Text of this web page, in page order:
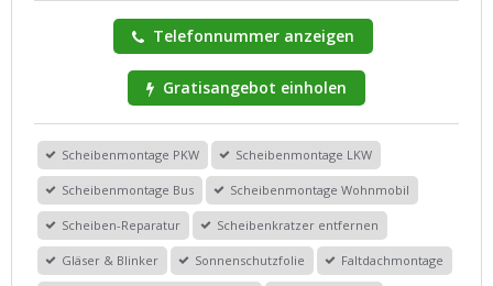
Telefonnummer anzeigen
Gratisangebot einholen
Scheibenmontage PKW Scheibenmontage LKW
Scheibenmontage Bus Scheibenmontage Wohnmobil
Scheiben-Reparatur Scheibenkratzer entfernen
Gläser & Blinker Sonnenschutzfolie Faltdachmontage